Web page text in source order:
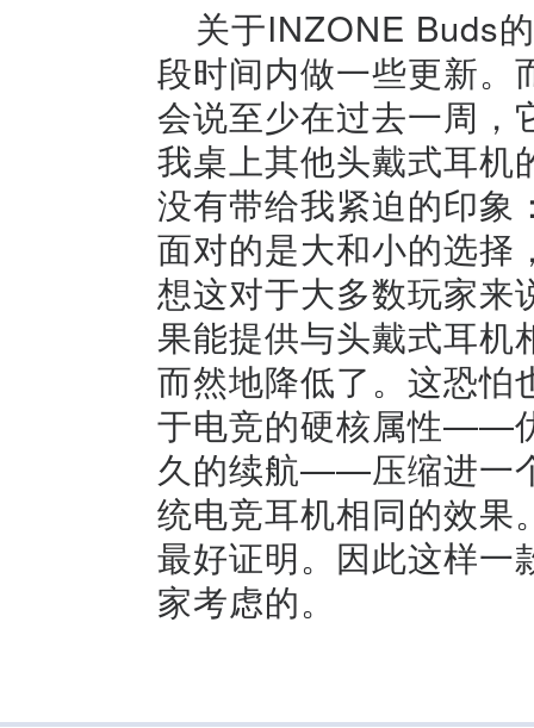
关于INZONE Buds
段时间内做一些更新。
会说至少在过去一周，
我桌上其他头戴式耳机
没有带给我紧迫的印象
面对的是大和小的选择
想这对于大多数玩家来
果能提供与头戴式耳机
而然地降低了。这恐怕
于电竞的硬核属性——
久的续航——压缩进一
统电竞耳机相同的效果
最好证明。因此这样一
家考虑的。